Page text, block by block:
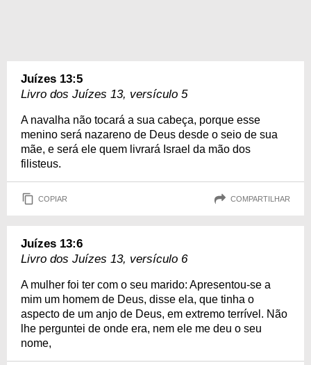
Juízes 13:5
Livro dos Juízes 13, versículo 5
A navalha não tocará a sua cabeça, porque esse
menino será nazareno de Deus desde o seio de sua
mãe, e será ele quem livrará Israel da mão dos
filisteus.
COPIAR COMPARTILHAR
Juízes 13:6
Livro dos Juízes 13, versículo 6
A mulher foi ter com o seu marido: Apresentou-se a
mim um homem de Deus, disse ela, que tinha o
aspecto de um anjo de Deus, em extremo terrível. Não
lhe perguntei de onde era, nem ele me deu o seu
nome,